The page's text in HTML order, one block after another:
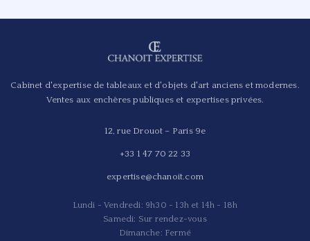
Cabinet d'expertise de tableaux et d'objets d'art anciens et modernes.
Ventes aux enchères publiques et expertises privées.
12, rue Drouot – Paris 9e
+33 1 47 70 22 33
expertise@chanoit.com
Lundi - Vendredi: 9h30 - 13h et 14h - 18h
Samedi: Sur rendez-vous
Dimanche: Fermé